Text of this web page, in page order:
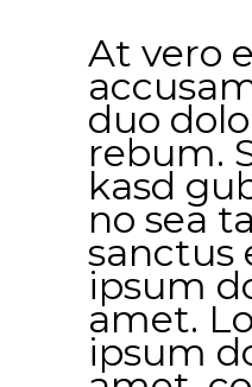
At vero
duo
rebum.
kasd
no sea
sanctus
ipsum
amet.
ipsum